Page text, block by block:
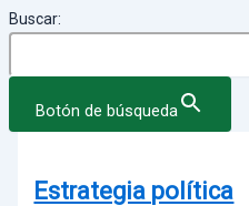
Buscar:
Botón de búsqueda
Estrategia política